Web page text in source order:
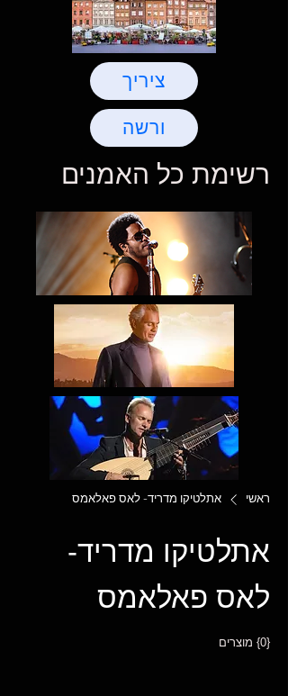
ציריך
ורשה
רשימת כל האמנים
ראשי אתלטיקו מדריד- לאס פאלאמס
אתלטיקו מדריד-
לאס פאלאמס
{0} מוצרים